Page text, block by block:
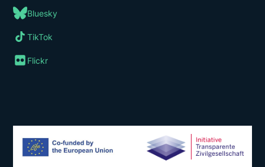
Bluesky
TikTok
Flickr